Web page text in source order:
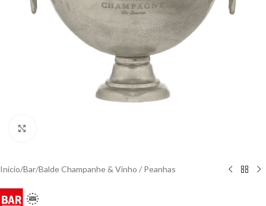
Início/Bar/Balde Champanhe & Vinho / Peanhas